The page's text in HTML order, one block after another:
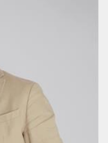
vi ditt